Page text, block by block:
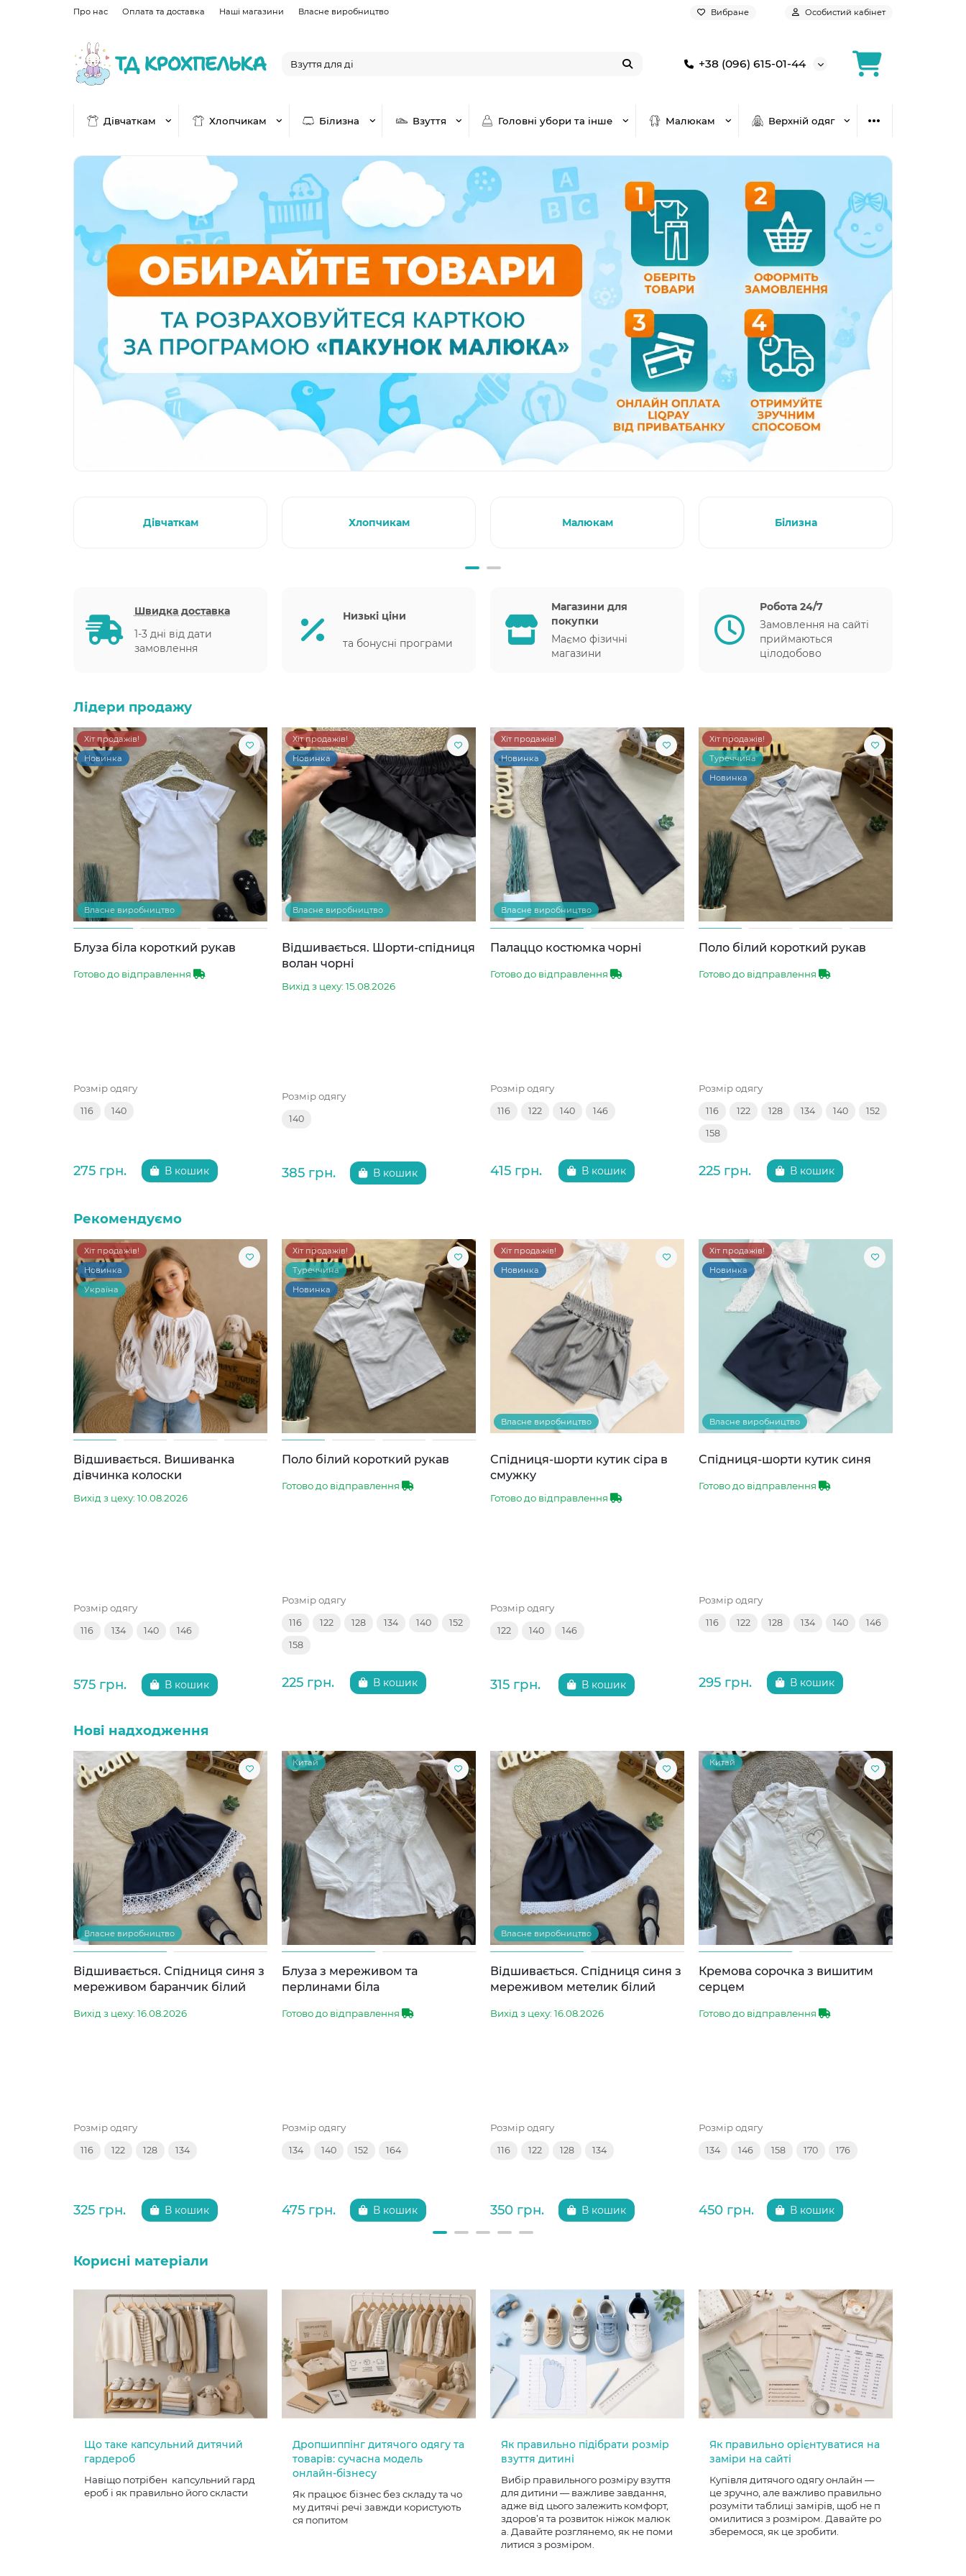
Про нас Оплата та доставка Наші магазини Власне виробництво Вибране Особистий кабінет
+38 (096) 615-01-44
Дівчаткам Хлопчикам Білизна Взуття Головні убори та інше Малюкам Верхній одяг
Дівчаткам Хлопчикам Малюкам Білизна
Швидка доставка
1-3 дні від дати
замовлення
Низькі ціни
та бонусні програми
Магазини для
покупки
Маємо фізичні
магазини
Робота 24/7
Замовлення на сайті
приймаються
цілодобово
Лідери продажу
Хіт продажів!
Новинка
Власне виробництво
Блуза біла короткий рукав
Готово до відправлення
Розмір одягу
116 140
275 грн. В кошик
Хіт продажів!
Новинка
Власне виробництво
Відшивається. Шорти-спідниця
волан чорні
Вихід з цеху: 15.08.2026
Розмір одягу
140
385 грн. В кошик
Хіт продажів!
Новинка
Власне виробництво
Палаццо костюмка чорні
Готово до відправлення
Розмір одягу
116 122 140 146
415 грн. В кошик
Хіт продажів!
Туреччина
Новинка
Поло білий короткий рукав
Готово до відправлення
Розмір одягу
116 122 128 134 140 152
158
225 грн. В кошик
Рекомендуємо
Хіт продажів!
Новинка
Україна
Відшивається. Вишиванка
дівчинка колоски
Вихід з цеху: 10.08.2026
Розмір одягу
116 134 140 146
575 грн. В кошик
Хіт продажів!
Туреччина
Новинка
Поло білий короткий рукав
Готово до відправлення
Розмір одягу
116 122 128 134 140 152
158
225 грн. В кошик
Хіт продажів!
Новинка
Власне виробництво
Спідниця-шорти кутик сіра в
смужку
Готово до відправлення
Розмір одягу
122 140 146
315 грн. В кошик
Хіт продажів!
Новинка
Власне виробництво
Спідниця-шорти кутик синя
Готово до відправлення
Розмір одягу
116 122 128 134 140 146
295 грн. В кошик
Нові надходження
Власне виробництво
Відшивається. Спідниця синя з
мереживом баранчик білий
Вихід з цеху: 16.08.2026
Розмір одягу
116 122 128 134
325 грн. В кошик
Китай
Блуза з мереживом та
перлинами біла
Готово до відправлення
Розмір одягу
134 140 152 164
475 грн. В кошик
Власне виробництво
Відшивається. Спідниця синя з
мереживом метелик білий
Вихід з цеху: 16.08.2026
Розмір одягу
116 122 128 134
350 грн. В кошик
Китай
Кремова сорочка з вишитим
серцем
Готово до відправлення
Розмір одягу
134 146 158 170 176
450 грн. В кошик
Корисні матеріали
Що таке капсульний дитячий
гардероб
Навіщо потрібен капсульний гард
ероб і як правильно його скласти
Дропшиппінг дитячого одягу та
товарів: сучасна модель
онлайн-бізнесу
Як працює бізнес без складу та чо
му дитячі речі завжди користують
ся попитом
Як правильно підібрати розмір
взуття дитині
Вибір правильного розміру взуття
для дитини — важливе завдання,
адже від цього залежить комфорт,
здоров’я та розвиток ніжок малюк
а. Давайте розглянемо, як не поми
литися з розміром.
Як правильно орієнтуватися на
заміри на сайті
Купівля дитячого одягу онлайн —
це зручно, але важливо правильно
розуміти таблиці замірів, щоб не п
омилитися з розміром. Давайте ро
зберемося, як це зробити.